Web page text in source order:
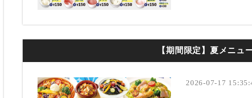
【期間限定】夏メニュ
2026-07-17